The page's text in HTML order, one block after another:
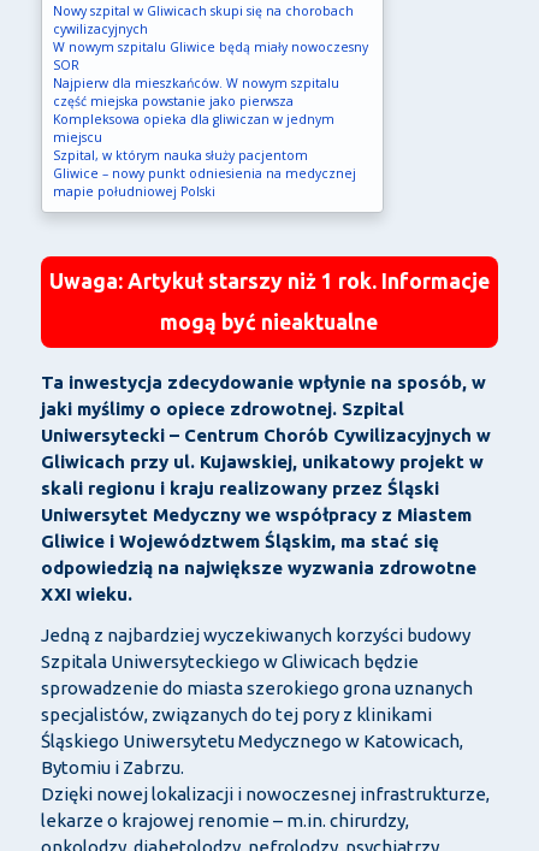
Nowy szpital w Gliwicach skupi się na chorobach
cywilizacyjnych
W nowym szpitalu Gliwice będą miały nowoczesny
SOR
Najpierw dla mieszkańców. W nowym szpitalu
część miejska powstanie jako pierwsza
Kompleksowa opieka dla gliwiczan w jednym
miejscu
Szpital, w którym nauka służy pacjentom
Gliwice – nowy punkt odniesienia na medycznej
mapie południowej Polski
Uwaga: Artykuł starszy niż 1 rok. Informacje
mogą być nieaktualne
Ta inwestycja zdecydowanie wpłynie na sposób, w
jaki myślimy o opiece zdrowotnej. Szpital
Uniwersytecki – Centrum Chorób Cywilizacyjnych w
Gliwicach przy ul. Kujawskiej, unikatowy projekt w
skali regionu i kraju realizowany przez Śląski
Uniwersytet Medyczny we współpracy z Miastem
Gliwice i Województwem Śląskim, ma stać się
odpowiedzią na największe wyzwania zdrowotne
XXI wieku.
Jedną z najbardziej wyczekiwanych korzyści budowy
Szpitala Uniwersyteckiego w Gliwicach będzie
sprowadzenie do miasta szerokiego grona uznanych
specjalistów, związanych do tej pory z klinikami
Śląskiego Uniwersytetu Medycznego w Katowicach,
Bytomiu i Zabrzu.
Dzięki nowej lokalizacji i nowoczesnej infrastrukturze,
lekarze o krajowej renomie – m.in. chirurdzy,